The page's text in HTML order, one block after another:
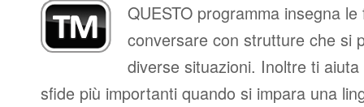
QUESTO programma insegna
conversare con strutture che si
diverse situazioni. Inoltre ti
sfide più importanti quando si impara una